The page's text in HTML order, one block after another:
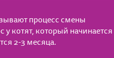
процесс смены
у котят, который начинается
2-3 месяца.